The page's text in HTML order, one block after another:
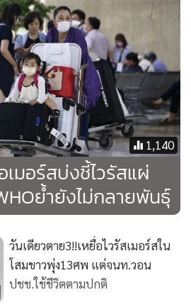
ควรระวัง เพื่อหลีกเลี่ยงการติดเชื้อ
งไม่มีการรายงานพบผู้ติดเชื้อใน
1,140
มอร์สบ่งชี้ไวรัสแผ่
ย้ำยังไม่กลายพันธุ์
วันเดียวตาย3!!เหยื่อไวรัสเมอร์สใน
โสมขาวพุ่ง13ศพ แต่จนท.วอน
ปชช.ใช้ชีวิตตามปกติ